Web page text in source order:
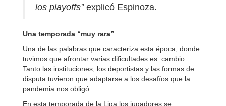
los playoffs” explicó Espinoza.
Una temporada “muy rara”
Una de las palabras que caracteriza esta época, donde
tuvimos que afrontar varias dificultades es: cambio.
Tanto las instituciones, los deportistas y las formas de
disputa tuvieron que adaptarse a los desafíos que la
pandemia nos obligó.
En esta temporada de la Liga los jugadores se